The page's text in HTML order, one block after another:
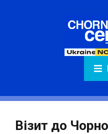
Візит до